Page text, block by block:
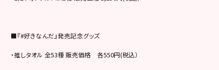
■『#好きなんだ』発売記念グッズ
・推しタオル 全53種 販売価格 各550円(税込）